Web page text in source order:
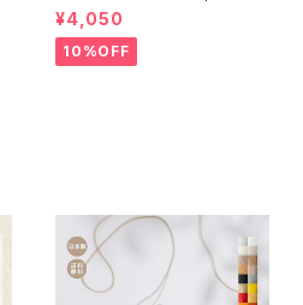
Sサイズ 】
¥4,050
10%OFF